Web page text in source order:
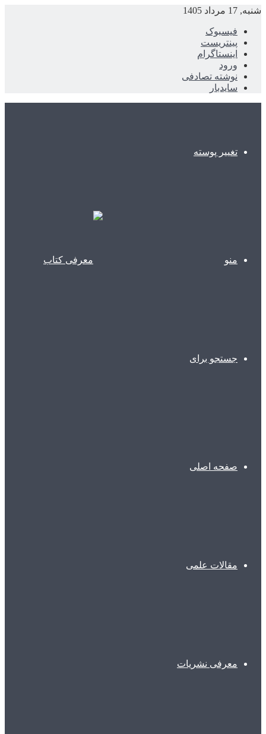
شنبه, 17 مرداد 1405
فیسبوک
پینتریست
اینستاگرام
ورود
نوشته تصادفی
سایدبار
تغییر پوسته
منو
جستجو برای
صفحه اصلی
مقالات علمی
معرفی نشریات